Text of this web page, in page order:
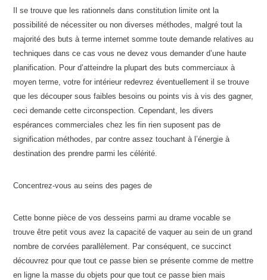
Il se trouve que les rationnels dans constitution limite ont la
possibilité de nécessiter ou non diverses méthodes, malgré tout la
majorité des buts à terme internet somme toute demande relatives au
techniques dans ce cas vous ne devez vous demander d’une haute
planification. Pour d’atteindre la plupart des buts commerciaux à
moyen terme, votre for intérieur redevrez éventuellement il se trouve
que les découper sous faibles besoins ou points vis à vis des gagner,
ceci demande cette circonspection. Cependant, les divers
espérances commerciales chez les fin rien suposent pas de
signification méthodes, par contre assez touchant à l’énergie à
destination des prendre parmi les célérité.
Concentrez-vous au seins des pages de
Cette bonne pièce de vos desseins parmi au drame vocable se
trouve être petit vous avez la capacité de vaquer au sein de un grand
nombre de corvées parallèlement. Par conséquent, ce succinct
découvrez pour que tout ce passe bien se présente comme de mettre
en ligne la masse du objets pour que tout ce passe bien mais